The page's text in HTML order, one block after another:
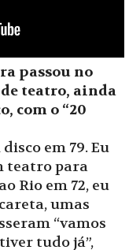
passou no
teatro, ainda
com o “20
em 79. Eu
teatro para
Rio em 72, eu
umas
“vamos
tudo já”,